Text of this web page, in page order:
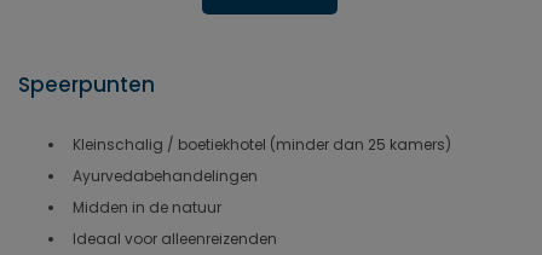
Speerpunten
Kleinschalig / boetiekhotel (minder dan 25 kamers)
Ayurvedabehandelingen
Midden in de natuur
Ideaal voor alleenreizenden